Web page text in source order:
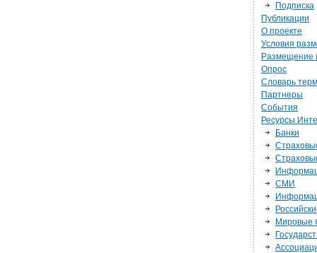
Подписка
Публикации
О проекте
Условия
Размещение
Опрос
Словарь
Партнеры
События
Ресурсы
Банки
СМИ
Мировые